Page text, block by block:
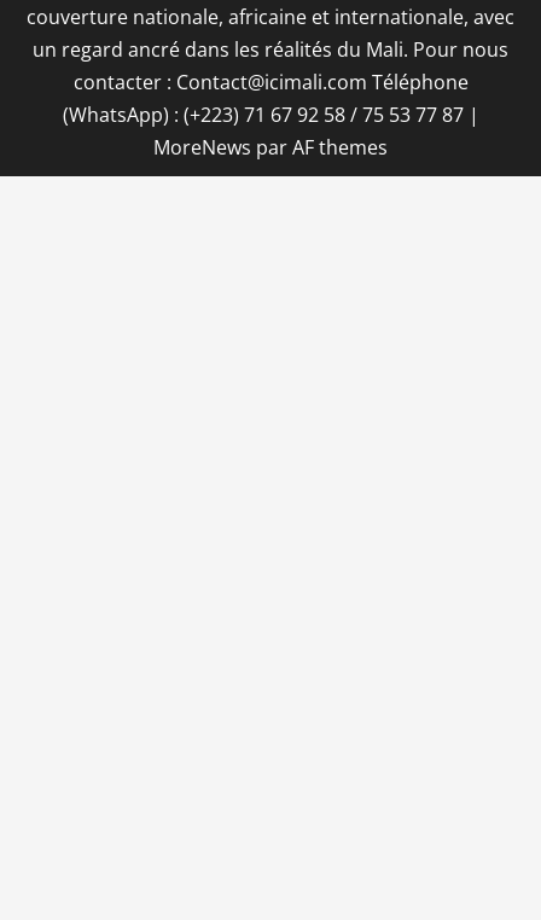
couverture nationale, africaine et internationale, avec
un regard ancré dans les réalités du Mali. Pour nous
contacter : Contact@icimali.com Téléphone
(WhatsApp) : (+223) 71 67 92 58 / 75 53 77 87 |
MoreNews par AF themes